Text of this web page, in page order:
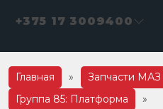
+375 17 3009400
Главная » Запчасти МАЗ
Группа 85: Платформа
»